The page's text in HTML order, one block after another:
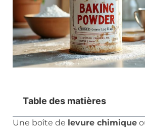
Table des matières
Une boîte de levure chimique